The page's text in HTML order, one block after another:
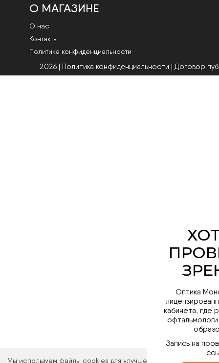
Мы используем файлы cookies для улучшения работы сайта.
О МАГАЗИНЕ
О нас
Контакты
Политика конфиденциальности
2026 | Политика конфиденциальности | Договор
Оптика
кабинета, где
Запись на